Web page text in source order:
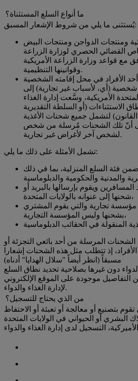
ما أنواع السلع المستثناة؟
يُستثنى ما يلي من شروط الإشعار المسبق:
ومنتجات الدواجن ومنتجات البيض
القضائي الحصري لوزارة الزراعة
مع قواعد وزارة الزراعة الأمريكية
وقوانينها التنظيمية.
أحد الأفراد في محل إقامته الشخصية
شخصية (أي، لأسباب غير تجارية) إلى
الأمريكية، وسَّعت إدارة الغذاء
الاستثناءات (أو السلطة التقديرية
القانون) لتشمل جميع شحنات الأغذية
أنّ تلك الشحنات مُرسلة من شخص
لشخص آخر لأغراض غير تجارية.
تشمل الأمثلة على ذلك ما يلي:
ضمن فئة السلع المنزلية، بما في ذلك
المسافرين ويقوم بإرسالها بالبريد أو
شحنها إلى عنوانه بالولايات المتحدة،
مؤسسة تجارية والتي يقوم المشتري
بشحنها وليس المؤسسة التجارية،
المرسلة من أحد بائعي التجزئة أو
إذ تتطلب مثل هذه الشحنات إشعارا
مسبقاً (انظر أيضاً "سلال الهدايا" أدناه)
دون غيرها بصلاحية تحديد نطاق السلع
التفاصيل موجودة على الموقع الإلكتروني
لإدارة الغذاء والدواء.
من الذي يحتاج للتسجيل؟
بتصنيع أو معالجة أو تعبئة أو الاحتفاظ
البشري أو الحيواني في الولايات المتحدة